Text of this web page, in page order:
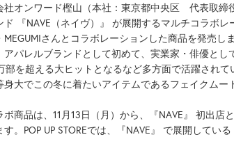
社オンワード樫山（本社：東京都中央区 代表取締
ド 『NAVE（ネイヴ）』 が展開するマルチコラボ
MEGUMIさんとコラボレーションした商品を発売しま
アパレルブランドとして初めて、実業家・俳優とし
部を超える大ヒットとなるなど多方面で活躍されて
身大でこの冬に着たいアイテムであるフェイクムー
ボ商品は、11月13日（月）から、『NAVE』 初出店
す。POP UP STOREでは、『NAVE』 で展開してい